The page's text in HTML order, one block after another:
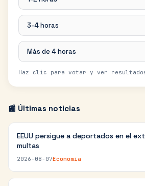
3-4 horas
Más de 4 horas
Haz clic para votar y ver
📰 Últimas noticias
EEUU persigue a deportados en el
multas
2026-08-07Economía